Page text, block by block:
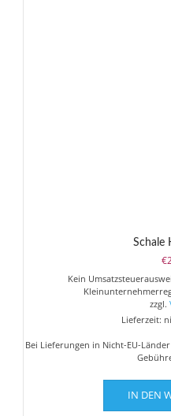
Schale
€
Kein
zzgl.
Lieferzeit:
Bei Lieferungen in Nicht-EU-
IN DEN